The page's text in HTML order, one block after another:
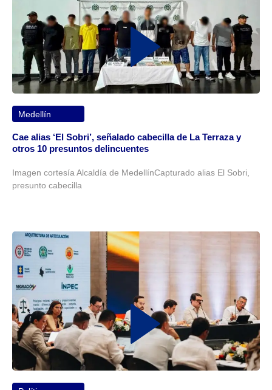
Medellín
Cae alias ‘El Sobri’, señalado cabecilla de La Terraza y
otros 10 presuntos delincuentes
Imagen cortesía Alcaldía de MedellínCapturado alias El Sobri,
presunto cabecilla